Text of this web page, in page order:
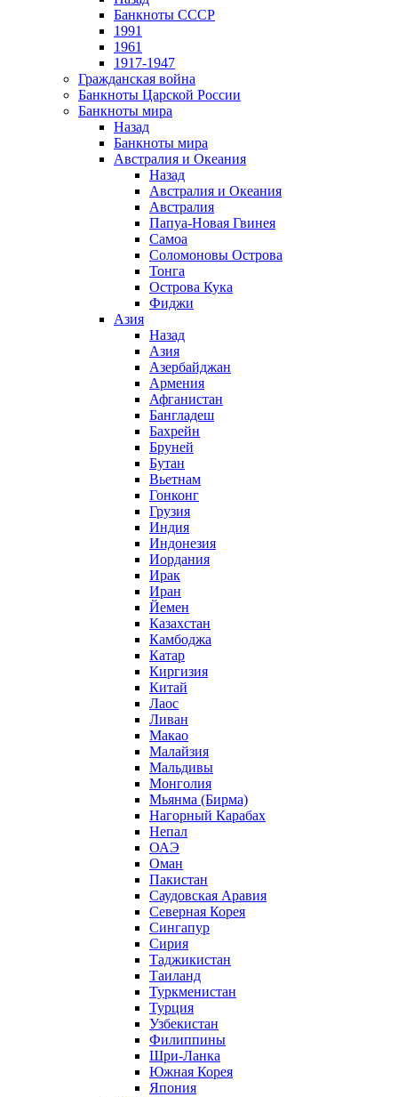
Банкноты СССР
1991
1961
1917-1947
Гражданская война
Банкноты Царской России
Банкноты мира
Назад
Банкноты мира
Австралия и Океания
Назад
Австралия и Океания
Австралия
Папуа-Новая Гвинея
Самоа
Соломоновы Острова
Тонга
Острова Кука
Фиджи
Азия
Назад
Азия
Азербайджан
Армения
Афганистан
Бангладеш
Бахрейн
Бруней
Бутан
Вьетнам
Гонконг
Грузия
Индия
Индонезия
Иордания
Ирак
Иран
Йемен
Казахстан
Камбоджа
Катар
Киргизия
Китай
Лаос
Ливан
Макао
Малайзия
Мальдивы
Монголия
Мьянма (Бирма)
Нагорный Карабах
Непал
ОАЭ
Оман
Пакистан
Саудовская Аравия
Северная Корея
Сингапур
Сирия
Таджикистан
Таиланд
Туркменистан
Турция
Узбекистан
Филиппины
Шри-Ланка
Южная Корея
Япония